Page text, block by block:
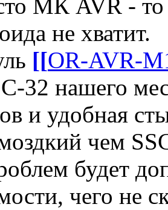
МК AVR - то
не хватит.
[[OR-AVR-
32 нашего
и удобная
чем
будет
чего не